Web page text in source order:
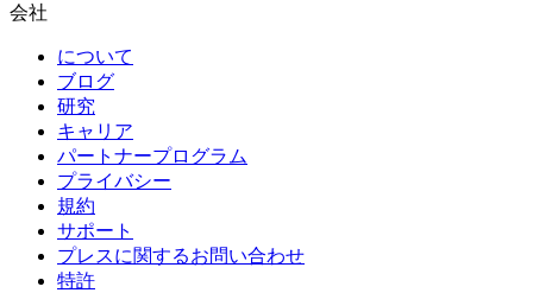
会社
について
ブログ
研究
キャリア
パートナープログラム
プライバシー
規約
サポート
プレスに関するお問い合わせ
特許